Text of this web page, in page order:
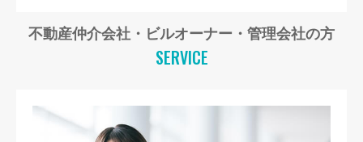
不動産仲介会社・ビルオーナー・管理会社の方
SERVICE